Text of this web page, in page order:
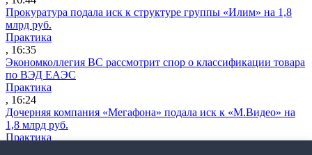
Прокуратура подала иск к структуре группы «Илим» на 1,8
млрд руб.
Практика
, 16:35
Экономколлегия ВС рассмотрит спор о классификации товара
по ВЭД ЕАЭС
Практика
, 16:24
Дочерняя компания «Мегафона» подала иск к «М.Видео» на
1,8 млрд руб.
Практика